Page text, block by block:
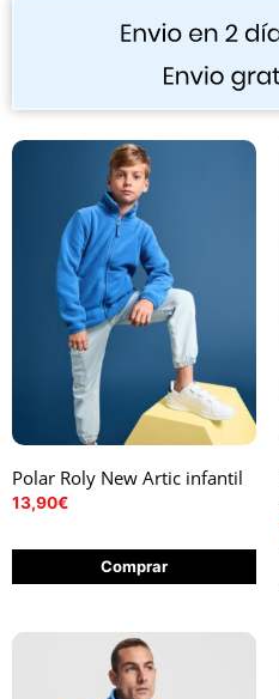
Polar Roly New Artic infantil
13,90€
Comprar